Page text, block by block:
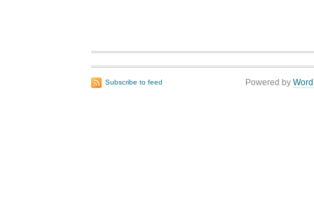
Subscribe to feed Powered by